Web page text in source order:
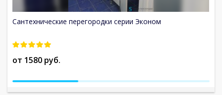
Сантехнические перегородки серии Эконом
от 1580 руб.